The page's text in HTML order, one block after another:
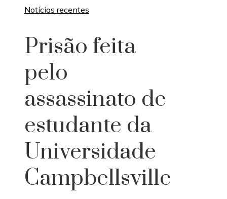
Notícias recentes
Prisão feita
pelo
assassinato de
estudante da
Universidade
Campbellsville